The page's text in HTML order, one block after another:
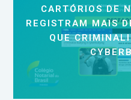
CARTÓRIOS DE
REGISTRAM MAIS
QUE